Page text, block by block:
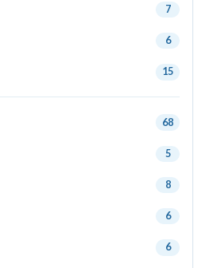
7
6
15
68
5
8
6
6